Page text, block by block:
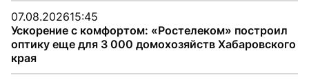
07.08.202615:45
Ускорение с комфортом: «Ростелеком» построил
оптику еще для 3 000 домохозяйств Хабаровского
края